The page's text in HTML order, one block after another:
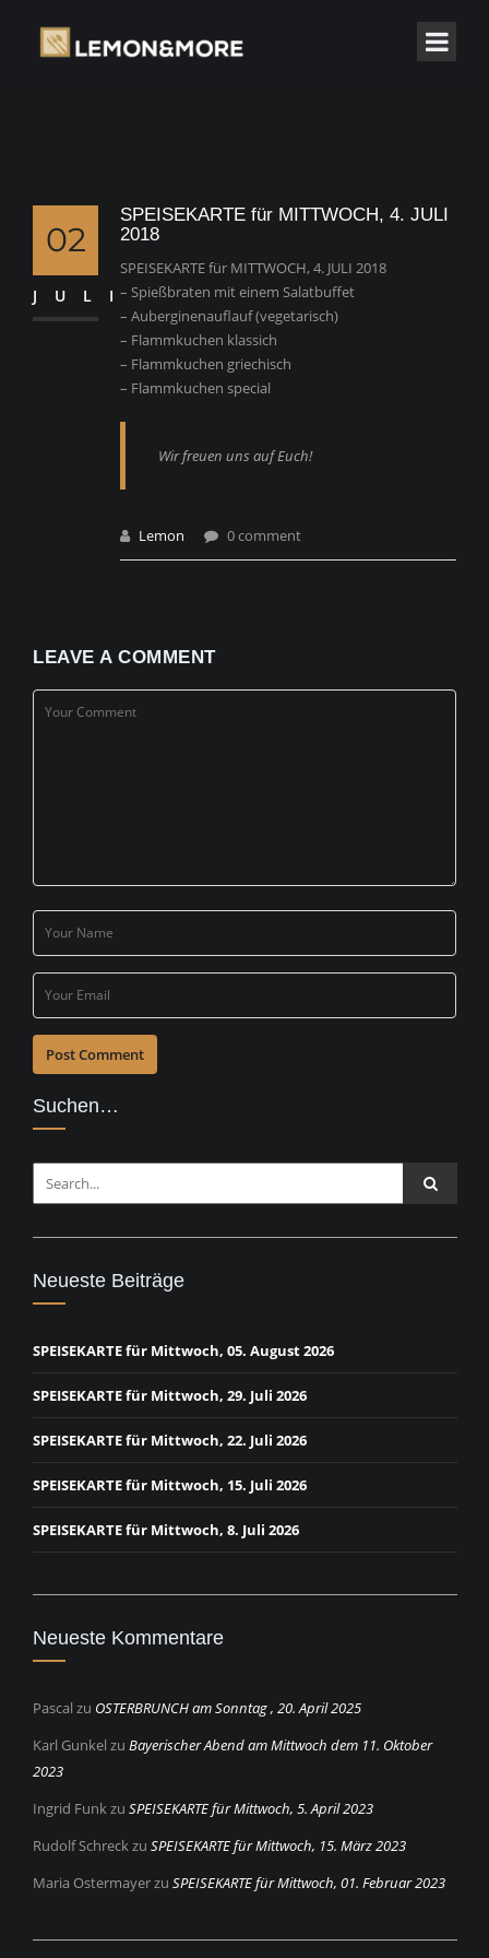
02
JULI
SPEISEKARTE für MITTWOCH, 4. JULI
2018
SPEISEKARTE für MITTWOCH, 4. JULI 2018
– Spießbraten mit einem Salatbuffet
– Auberginenauflauf (vegetarisch)
– Flammkuchen klassich
– Flammkuchen griechisch
– Flammkuchen special
Wir freuen uns auf Euch!
Lemon 0 comment
LEAVE A COMMENT
Suchen…
Neueste Beiträge
SPEISEKARTE für Mittwoch, 05. August 2026
SPEISEKARTE für Mittwoch, 29. Juli 2026
SPEISEKARTE für Mittwoch, 22. Juli 2026
SPEISEKARTE für Mittwoch, 15. Juli 2026
SPEISEKARTE für Mittwoch, 8. Juli 2026
Neueste Kommentare
Pascal zu OSTERBRUNCH am Sonntag , 20. April 2025
Karl Gunkel zu Bayerischer Abend am Mittwoch dem 11. Oktober
2023
Ingrid Funkzu SPEISEKARTE für Mittwoch, 5. April 2023
Rudolf Schreckzu SPEISEKARTE für Mittwoch, 15. März 2023
Maria Ostermayerzu SPEISEKARTE für Mittwoch, 01. Februar 2023